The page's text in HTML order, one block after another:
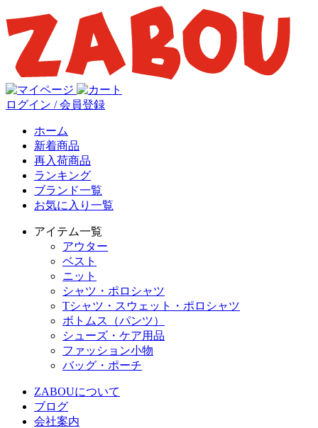
ログイン / 会員登録
ホーム
新着商品
再入荷商品
ランキング
ブランド一覧
お気に入り一覧
アイテム一覧
アウター
ベスト
ニット
シャツ・ポロシャツ
Tシャツ・スウェット・ポロシャツ
ボトムス（パンツ）
シューズ・ケア用品
ファッション小物
バッグ・ポーチ
ZABOUについて
ブログ
会社案内